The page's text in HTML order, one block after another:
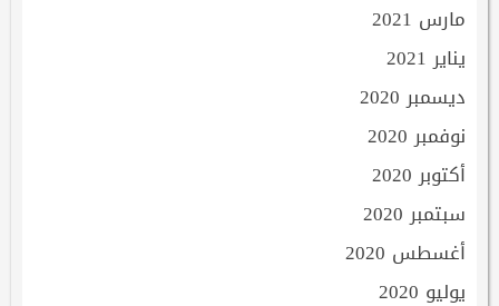
مارس 2021
يناير 2021
ديسمبر 2020
نوفمبر 2020
أكتوبر 2020
سبتمبر 2020
أغسطس 2020
يوليو 2020